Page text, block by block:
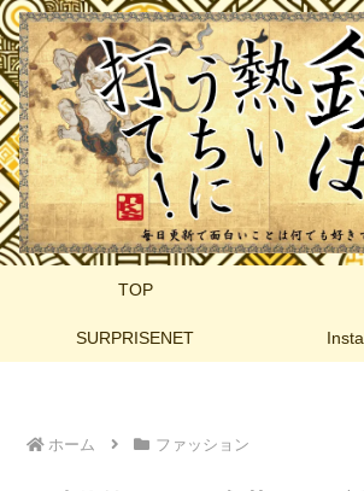
TOP
SURPRISENET
ホーム ファッション